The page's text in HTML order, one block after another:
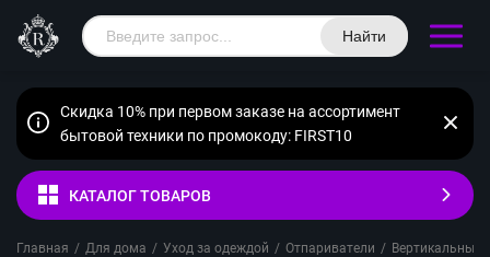
Найти
Скидка 10% при первом заказе на ассортимент
бытовой техники по промокоду: FIRST10
КАТАЛОГ ТОВАРОВ
Главная / Для дома / Уход за одеждой / Отпариватели / Вертикальные